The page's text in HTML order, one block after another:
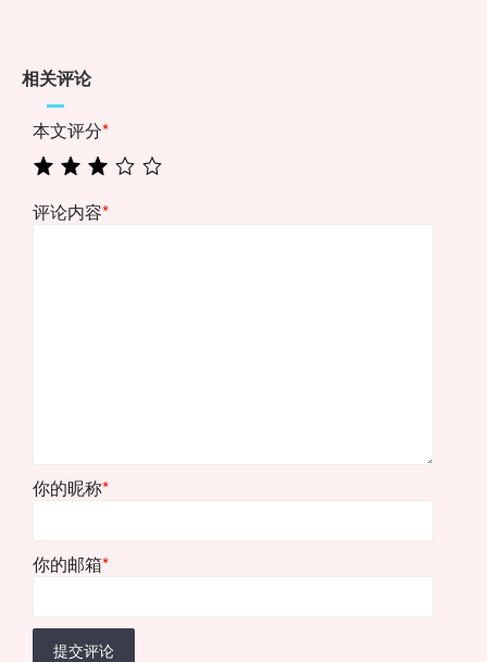
相关评论
本文评分*
评论内容*
你的昵称*
你的邮箱*
提交评论